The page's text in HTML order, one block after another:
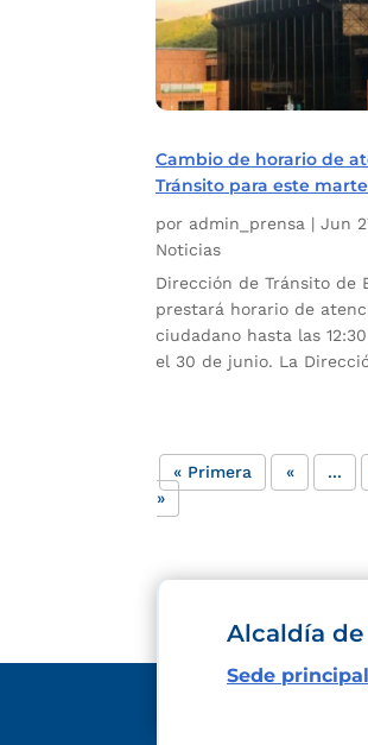
Cambio de horario de
Tránsito para este
por admin_prensa | Jun
Noticias
Dirección de Tránsito de
prestará horario de
ciudadano hasta las
el 30 de junio. La
« Primera « ...
»
Alcaldía
Sede principal